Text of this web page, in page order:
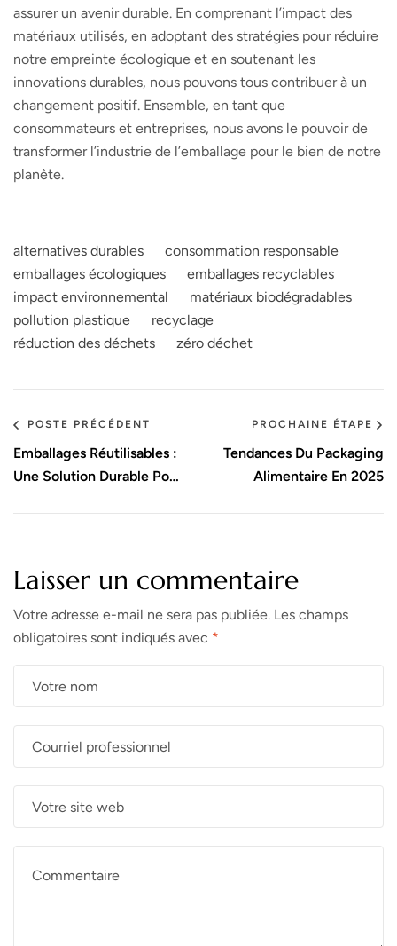
assurer un avenir durable. En comprenant l’impact des
matériaux utilisés, en adoptant des stratégies pour réduire
notre empreinte écologique et en soutenant les
innovations durables, nous pouvons tous contribuer à un
changement positif. Ensemble, en tant que
consommateurs et entreprises, nous avons le pouvoir de
transformer l’industrie de l’emballage pour le bien de notre
planète.
alternatives durables
consommation responsable
emballages écologiques
emballages recyclables
impact environnemental
matériaux biodégradables
pollution plastique
recyclage
réduction des déchets
zéro déchet
POSTE PRÉCÉDENT
Emballages Réutilisables :
Une Solution Durable Pour
PROCHAINE ÉTAPE
Tendances Du Packaging
Alimentaire En 2025
Laisser un commentaire
Votre adresse e-mail ne sera pas publiée. Les champs
obligatoires sont indiqués avec *